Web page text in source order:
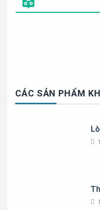
CÁC SẢN PHẨM